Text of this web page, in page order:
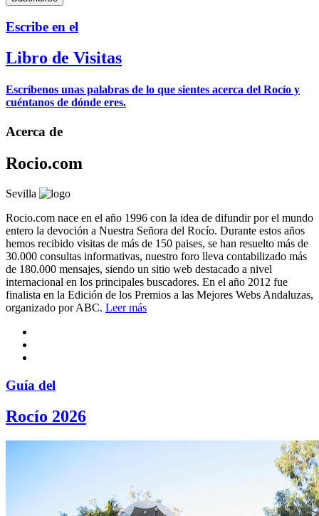
Escribe en el
Libro de Visitas
Escríbenos unas palabras de lo que sientes acerca del Rocío y
cuéntanos de dónde eres.
Acerca de
Rocio.com
Sevilla
Rocio.com nace en el año 1996 con la idea de difundir por el mundo
entero la devoción a Nuestra Señora del Rocío. Durante estos años
hemos recibido visitas de más de 150 paises, se han resuelto más de
30.000 consultas informativas, nuestro foro lleva contabilizado más
de 180.000 mensajes, siendo un sitio web destacado a nivel
internacional en los principales buscadores. En el año 2012 fue
finalista en la Edición de los Premios a las Mejores Webs Andaluzas,
organizado por ABC. Leer más
Guía del
Rocío 2026